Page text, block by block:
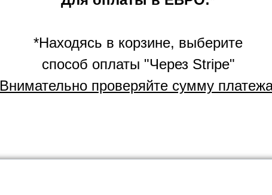
*Находясь в корзине, выберите
способ оплаты "Через Stripe"
Внимательно проверяйте сумму